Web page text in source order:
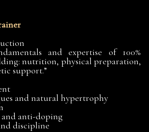
and expertise of 100%
nutrition, physical preparation,
support.”
and natural hypertrophy
anti-doping
discipline